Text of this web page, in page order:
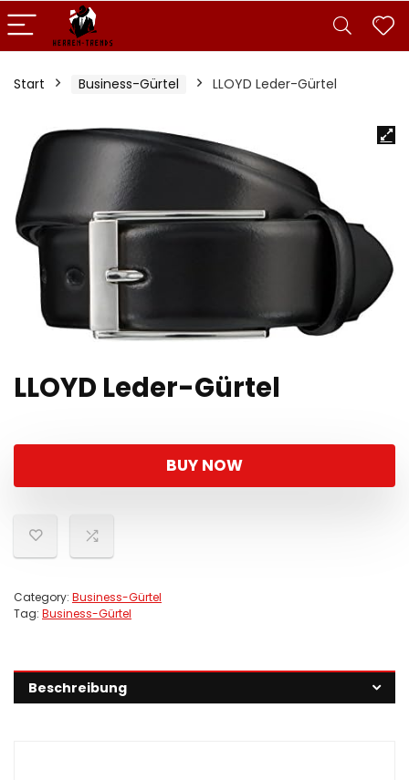
Start Business-Gürtel LLOYD Leder-Gürtel
LLOYD Leder-Gürtel
BUY NOW
Category: Business-Gürtel
Tag: Business-Gürtel
Beschreibung